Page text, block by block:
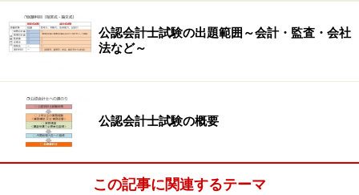
公認会計士試験の出題範囲～会計・監査・会社
法など～
公認会計士試験の概要
この記事に関連するテーマ